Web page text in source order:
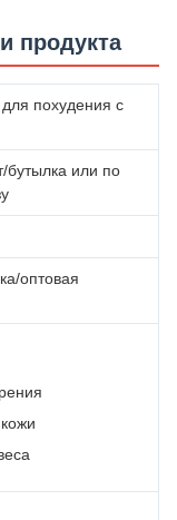
продукта
похудения с
бутылка или по
оптовая